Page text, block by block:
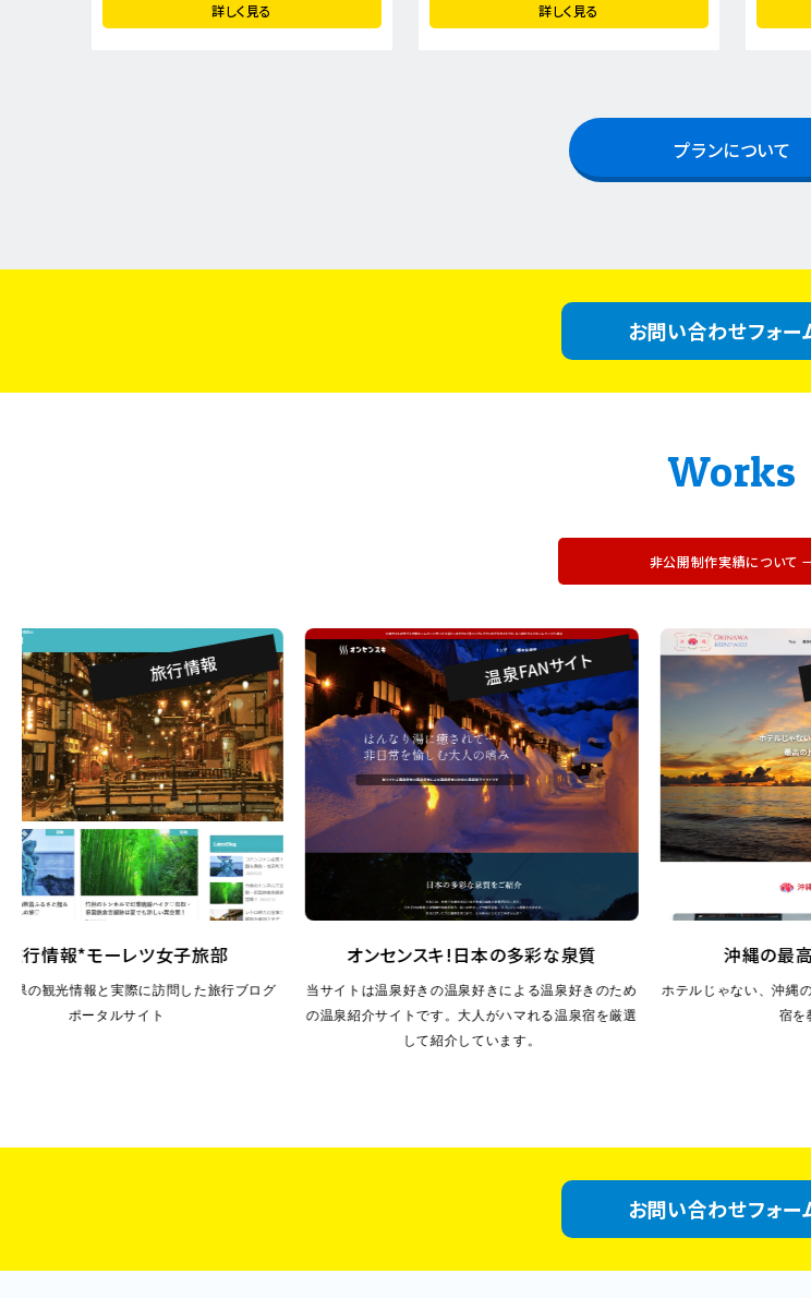
詳しく見る 詳しく見る
プランについて
お問い合わせフォー
Works
非公開制作実績について
旅行情報
情報*モーレツ女子旅部
の観光情報と実際に訪問した旅行ブログ
ポータルサイト
温泉FANサイト
オンセンスキ!日本の多彩な泉質
当サイトは温泉好きの温泉好きによる温泉好きのため
の温泉紹介サイトです。大人がハマれる温泉宿を厳選
して紹介しています。
沖縄の最高
ホテルじゃない、沖縄の
宿を教
お問い合わせフォー